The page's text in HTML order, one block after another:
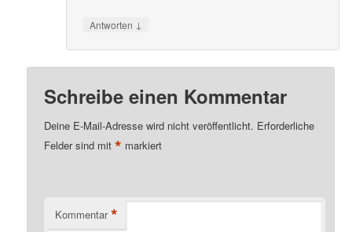
Antworten ↓
Schreibe einen Kommentar
Deine E-Mail-Adresse wird nicht veröffentlicht. Erforderliche
Felder sind mit* markiert
Kommentar *